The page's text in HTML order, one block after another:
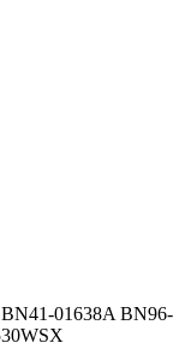
01638A BN96-